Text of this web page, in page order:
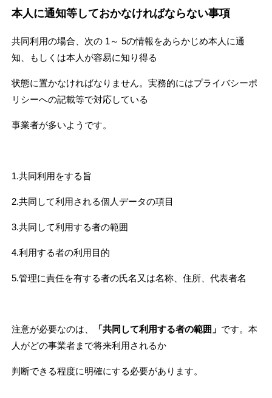
本人に通知等しておかなければならない事項
共同利用の場合、次の 1～ 5の情報をあらかじめ本人に通
知、もしくは本人が容易に知り得る
状態に置かなければなりません。実務的にはプライバシーポ
リシーへの記載等で対応している
事業者が多いようです。
1.共同利用をする旨
2.共同して利用される個人データの項目
3.共同して利用する者の範囲
4.利用する者の利用目的
5.管理に責任を有する者の氏名又は名称、住所、代表者名
注意が必要なのは、 「共同して利用する者の範囲」 です。本
人がどの事業者まで将来利用されるか
判断できる程度に明確にする必要があります。